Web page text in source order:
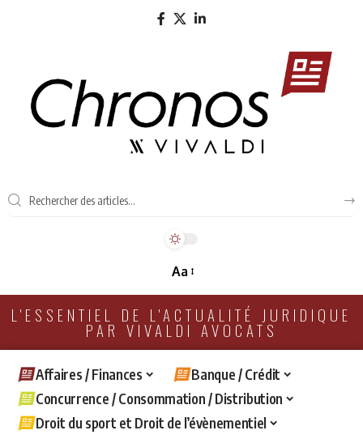
Aa
L'ESSENTIEL DE L'ACTUALITÉ JURIDIQUE
PAR VIVALDI AVOCATS
Affaires / Finances
Banque / Crédit
Concurrence / Consommation / Distribution
Droit du sport et Droit de l’évènementiel